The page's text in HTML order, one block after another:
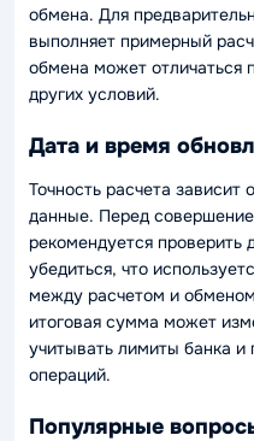
обмена. Для
выполняет примерный
обмена может отличаться
других условий.
Дата и время
Точность расчета зависит
данные. Перед
рекомендуется проверить
убедиться, что
между расчетом и
итоговая сумма может
учитывать лимиты банка
операций.
Популярные